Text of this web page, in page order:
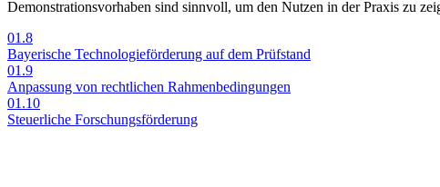
De­mons­tra­ti­ons­vor­ha­ben sind sinn­voll, um den Nut­zen in der Pra­xis zu
01.8
Baye­ri­sche Tech­no­lo­gie­för­de­rung auf dem Prüf­stand
01.9
An­pas­sung von recht­li­chen Rah­men­be­din­gun­gen
01.10
Steu­er­li­che For­schungs­för­de­rung